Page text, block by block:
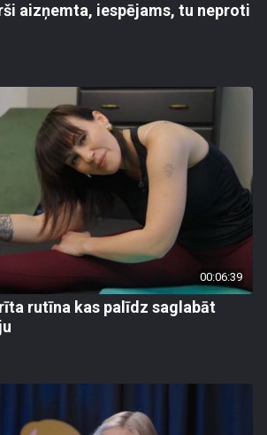
aizņemta, iespējams, tu neproti
00:06:39
rutīna kas palīdz saglabāt